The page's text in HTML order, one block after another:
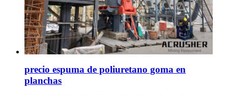
precio espuma de poliuretano goma en
planchas